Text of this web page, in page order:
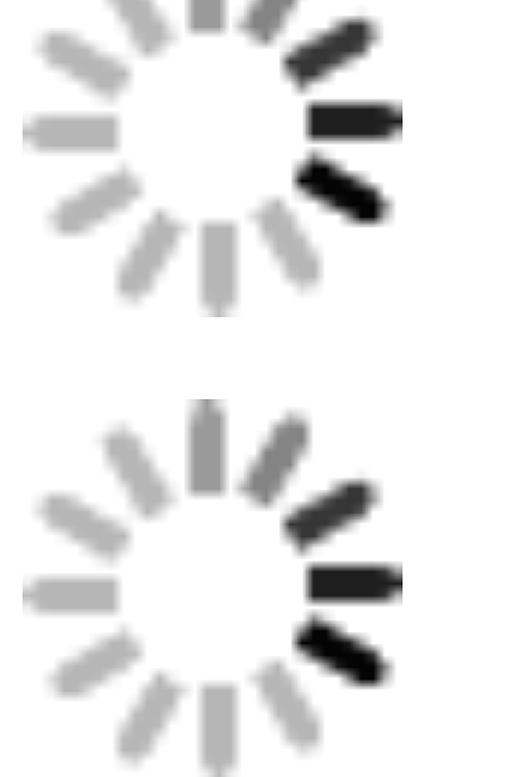
Verpackung: Sperrholzgehäuse für Maschinen
bis zum Ausfuhrniveau, Standardkarton für
kleinere Teile.